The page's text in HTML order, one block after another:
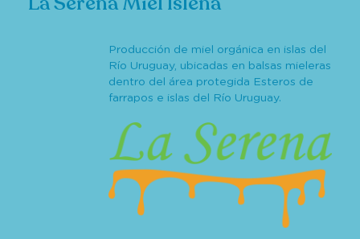
Producción de miel orgánica en islas del
Río Uruguay, ubicadas en balsas mieleras
dentro del área protegida Esteros de
farrapos e islas del Río Uruguay.